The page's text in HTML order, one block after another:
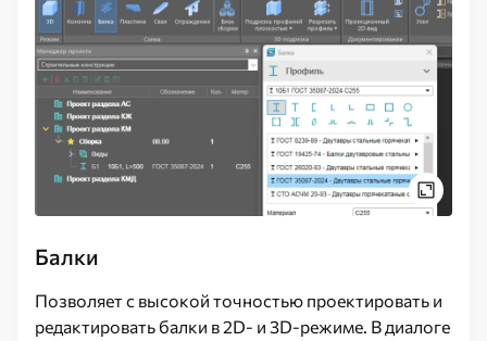
Балки
Позволяет с высокой точностью проектировать и
редактировать балки в 2D- и 3D-режиме. В диалоге